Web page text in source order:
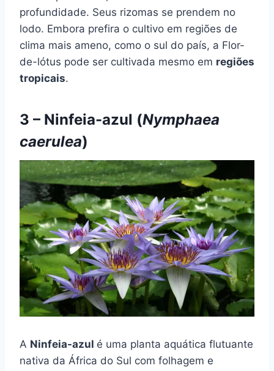
profundidade. Seus rizomas se prendem no
lodo. Embora prefira o cultivo em regiões de
clima mais ameno, como o sul do país, a Flor-
de-lótus pode ser cultivada mesmo em regiões
tropicais.
3 – Ninfeia-azul (Nymphaea
caerulea)
A Ninfeia-azul é uma planta aquática flutuante
nativa da África do Sul com folhagem e